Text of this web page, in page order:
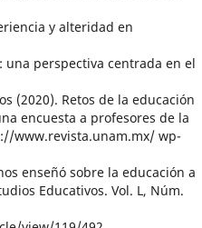
y alteridad en
una perspectiva centrada en el
(2020). Retos de la educación
encuesta a profesores de la
www.revista.unam.mx/ wp-
enseñó sobre la educación a
Educativos. Vol. L, Núm.